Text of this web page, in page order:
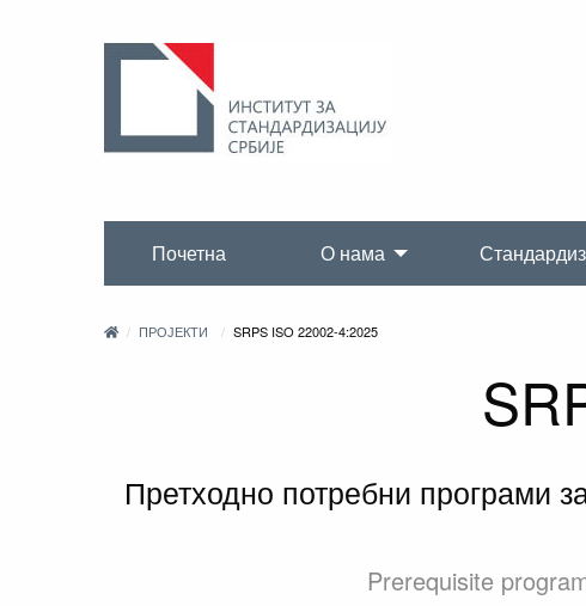
Почетна О нама
ПРОЈЕКТИ SRPS ISO 22002-4:2025
Претходно потребни програми
Prerequisite